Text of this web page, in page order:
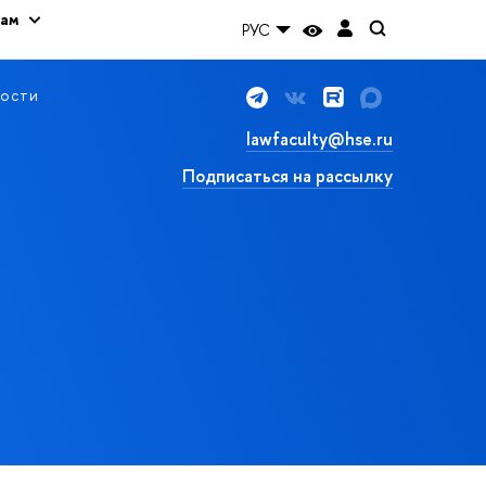
РУС
lawfaculty@hse.ru
Подписаться на рассылку